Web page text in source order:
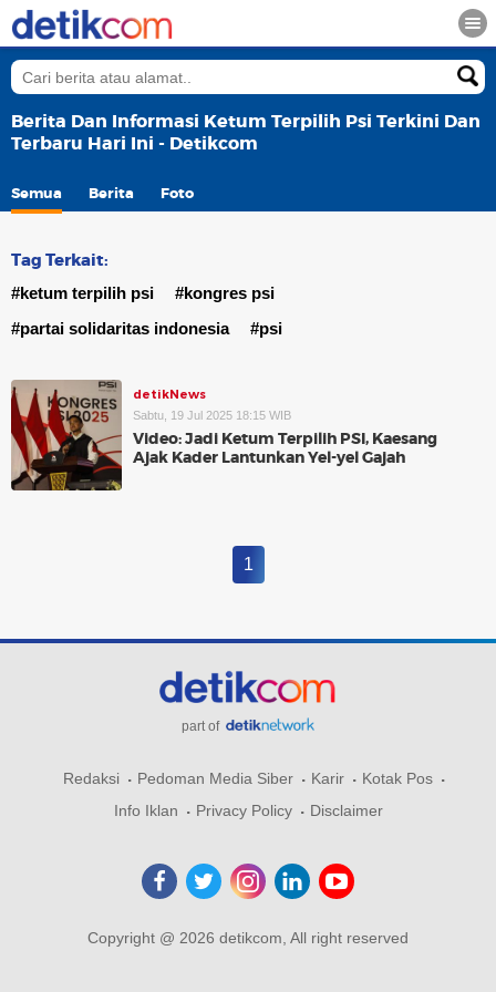
Berita Dan Informasi Ketum Terpilih Psi Terkini Dan
Terbaru Hari Ini - Detikcom
Semua Berita Foto
Tag Terkait:
#ketum terpilih psi
#kongres psi
#partai solidaritas indonesia
#psi
detikNews
Sabtu, 19 Jul 2025 18:15 WIB
Video: Jadi Ketum Terpilih PSI, Kaesang
Ajak Kader Lantunkan Yel-yel Gajah
1
part of
Redaksi Pedoman Media Siber Karir
Kotak Pos
Info Iklan
Privacy Policy Disclaimer
Copyright @ 2026 detikcom, All right reserved